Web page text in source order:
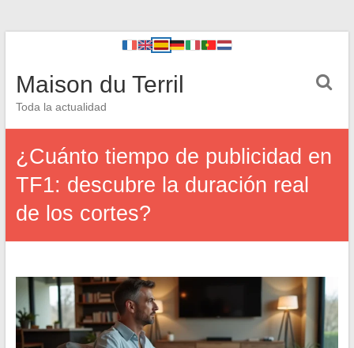
Maison du Terril
Toda la actualidad
¿Cuánto tiempo de publicidad en
TF1: descubre la duración real
de los cortes?